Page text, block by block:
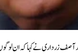
زرداری نے کہا کہ ان